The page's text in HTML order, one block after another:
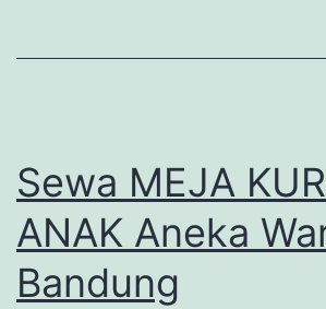
Sewa MEJA
ANAK Aneka
Bandung